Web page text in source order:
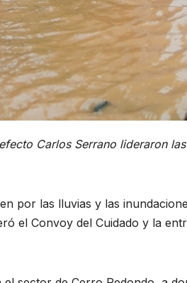
Carlos Serrano lideraron
por las lluvias y las
el Convoy del Cuidado y la